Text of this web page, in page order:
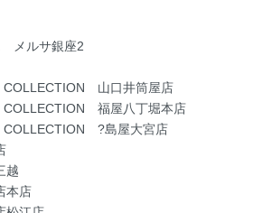
メルサ銀座2
COLLECTION 山口井筒屋店
COLLECTION 福屋八丁堀本店
COLLECTION ?島屋大宮店
越
本店